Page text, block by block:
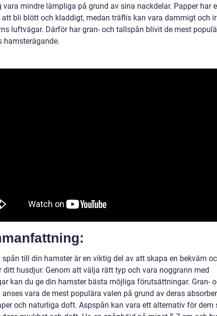
vara mindre lämpliga på grund av sina nackdelar. Papper har
att bli blött och kladdigt, medan träflis kan vara dammigt och
luftvägar. Därför har gran- och tallspån blivit de mest
hamsterägande.
spån till din hamster är en viktig del av att skapa en bekväm
ditt husdjur. Genom att välja rätt typ och vara noggrann med
kan du ge din hamster bästa möjliga förutsättningar. Gran-
vara de mest populära valen på grund av deras
och naturliga doft. Aspspån kan vara ett alternativ för dem